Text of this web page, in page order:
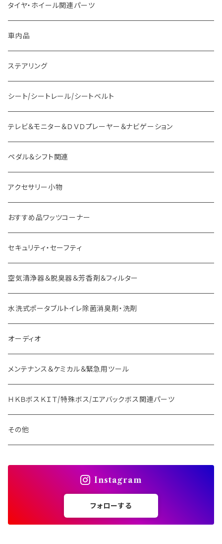
ホンダ車用 ボス
マツダ車用 ボス
ミツビシ車用 ボス
スバル車用 ボス
スズキ車用 ボス
ダイハツ車用 ボス
イスズ車用 ボス
外車用 ボス
その他
ステー
バー
フック
タイヤ・ホイール関連パーツ
車内品
ステアリング
シート/シートレール/シートベルト
テレビ＆モニター＆ＤＶＤプレーヤー＆ナビゲーション
ペダル＆シフト関連
アクセサリー小物
おすすめ品ワッツコーナー
セキュリティ・セーフティ
空気清浄器＆脱臭器＆芳香剤＆フィルター
水洗式ポータブルトイレ除菌消臭剤・洗剤
オーディオ
メンテナンス＆ケミカル＆緊急用ツール
ＨＫＢボスＫＩＴ/特殊ボス/エアバックボス関連パーツ
その他
Instagram
フォローする